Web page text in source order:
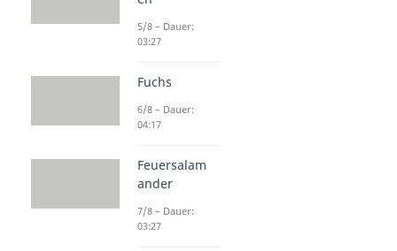
Gepard
Dauer: 03:58
5/8 – Dauer:
03:27
Fuchs
6/8 – Dauer:
04:17
Feuersalam
ander
7/8 – Dauer:
03:27